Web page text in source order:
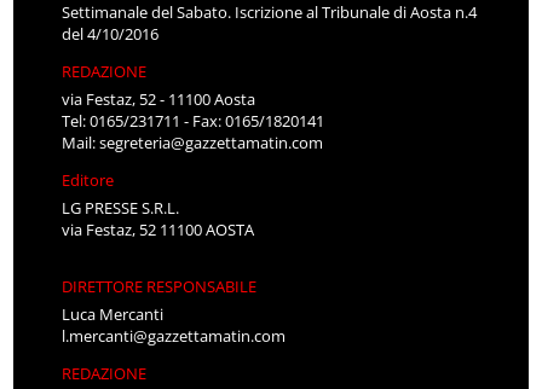
Settimanale del Sabato. Iscrizione al Tribunale di Aosta n.4
del 4/10/2016
REDAZIONE
via Festaz, 52 - 11100 Aosta
Tel: 0165/231711 - Fax: 0165/1820141
Mail:segreteria@gazzettamatin.com
Editore
LG PRESSE S.R.L.
via Festaz, 52 11100 AOSTA
DIRETTORE RESPONSABILE
Luca Mercanti
l.mercanti@gazzettamatin.com
REDAZIONE